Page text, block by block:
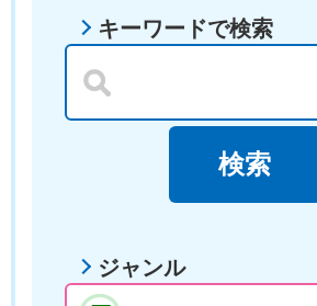
キーワードで検索
ジャンル